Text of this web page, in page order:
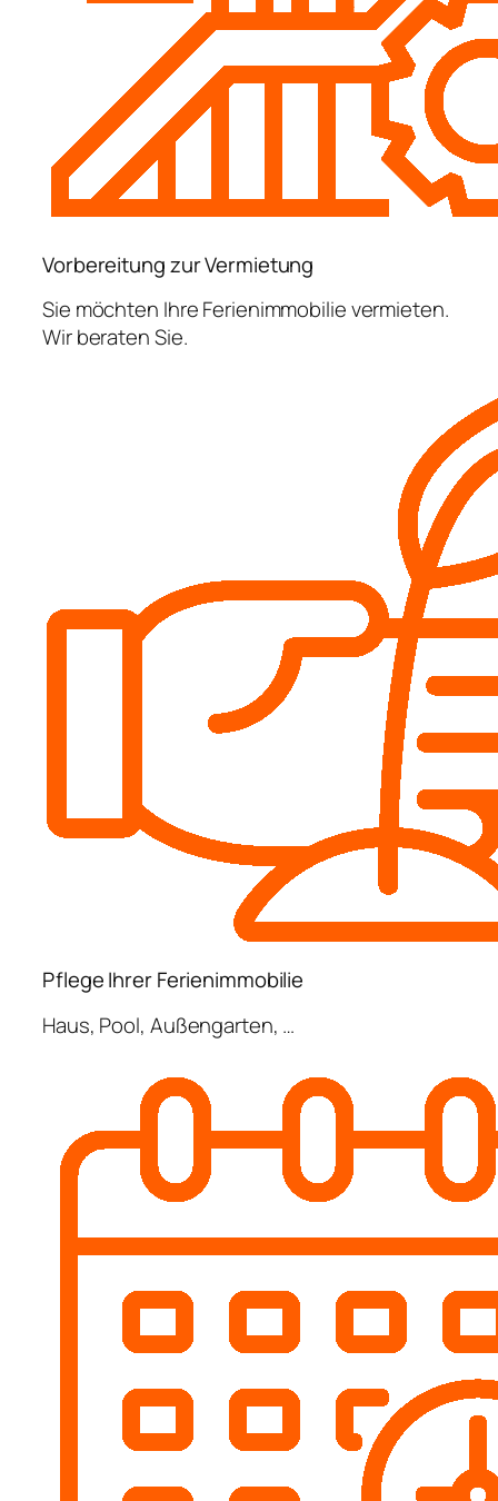
Vorbereitung zur Vermietung
Sie möchten Ihre Ferienimmobilie vermieten.
Wir beraten Sie.
Pflege Ihrer Ferienimmobilie
Haus, Pool, Außengarten, …